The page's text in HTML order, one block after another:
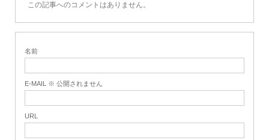
この記事へのコメントはありません。
名前
E-MAIL ※ 公開されません
URL